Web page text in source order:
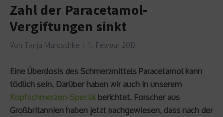
Zahl der Paracetamol-
Vergiftungen sinkt
Von Tanja Maruschke 11. Februar 2013
Eine Überdosis des Schmerzmittels Paracetamol kann
tödlich sein. Darüber haben wir auch in unserem
Kopfschmerzen-Specialberichtet. Forscher aus
Großbritannien haben jetzt nachgewiesen, dass nach der